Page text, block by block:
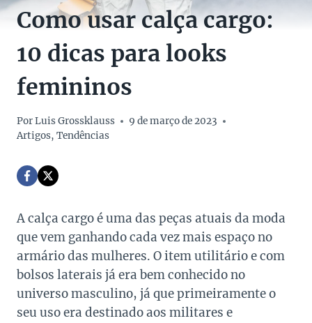
Como usar calça cargo:
10 dicas para looks
femininos
PorLuis Grossklauss
9 de março de 2023
Artigos, Tendências
A calça cargo é uma das peças atuais da moda
que vem ganhando cada vez mais espaço no
armário das mulheres. O item utilitário e com
bolsos laterais já era bem conhecido no
universo masculino, já que primeiramente o
seu uso era destinado aos militares e